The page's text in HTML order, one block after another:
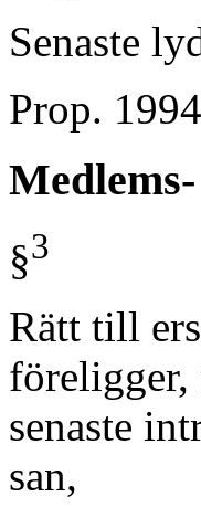
Senaste
Prop.
§3
Rätt till
föreligger,
senaste
san,